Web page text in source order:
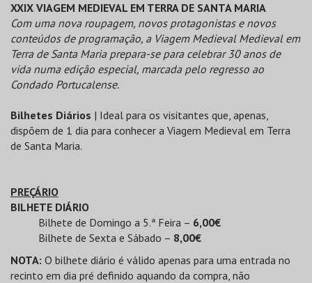
XXIX VIAGEM MEDIEVAL EM TERRA DE SANTA MARIA
Com uma nova roupagem, novos protagonistas e novos
conteúdos de programação, a Viagem Medieval Medieval em
Terra de Santa Maria prepara-se para celebrar 30 anos de
vida numa edição especial, marcada pelo regresso ao
Condado Portucalense.
Bilhetes Diários | Ideal para os visitantes que, apenas,
dispõem de 1 dia para conhecer a Viagem Medieval em Terra
de Santa Maria.
PREÇÁRIO
BILHETE DIÁRIO
Bilhete de Domingo a 5.ª Feira – 6,00€
Bilhete de Sexta e Sábado – 8,00€
NOTA: O bilhete diário é válido apenas para uma entrada no
recinto em dia pré definido aquando da compra, não